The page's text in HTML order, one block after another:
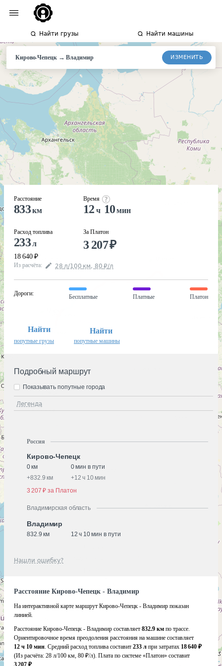
Найти грузы Найти машины
Кирово-Чепецк→Владимир ИЗМЕНИТЬ
Расстояние
833км
Расход топлива
233л
18 640 ₽
Время
12 ч 10 мин
За Платон
3 207₽
Из расчёта: 28 л/100 км, 80 ₽/л
Дороги:
Бесплатные Платные Платон
Найти
попутные грузы
Найти
попутные машины
Подробный маршрут
Легенда
Показывать попутные города
Россия
Кирово-Чепецк
0 км
0 мин в пути
+832.9 км +12 ч 10 мин
3 207 ₽ за Платон
Владимирская область
Владимир
832.9 км 12 ч 10 мин в пути
Нашли ошибку?
Расстояние Кирово-Чепецк - Владимир
На интерактивной карте маршрут Кирово-Чепецк - Владимир показан
линией.
Расстояние Кирово-Чепецк - Владимир составляет 832.9 км по трассе.
Ориентировочное время преодоления расстояния на машине составляет
12 ч 10 мин. Средний расход топлива составит 233 л при затратах 18 640 ₽
(Из расчёта: 28 л/100 км, 80 ₽/л). Плата по системе «Платон» составит
3 207 ₽